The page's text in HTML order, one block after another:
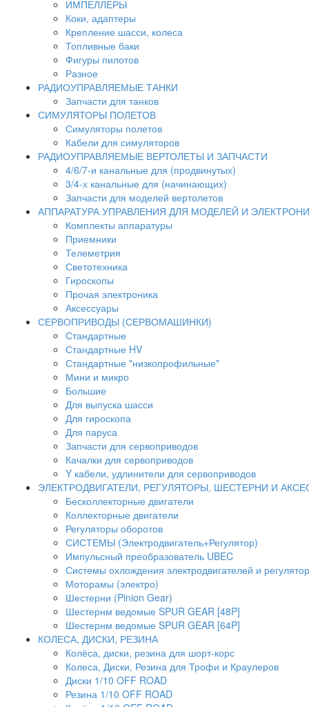
ИМПЕЛЛЕРЫ
Коки, адаптеры
Крепление шасси, колеса
Топливные баки
Фигуры пилотов
Разное
РАДИОУПРАВЛЯЕМЫЕ ТАНКИ
Запчасти для танков
СИМУЛЯТОРЫ ПОЛЕТОВ
Симуляторы полетов
Кабели для симуляторов
РАДИОУПРАВЛЯЕМЫЕ ВЕРТОЛЕТЫ И ЗАПЧАСТИ
4/6/7-и канальные для (продвинутых)
3/4-х канальные для (начинающих)
Запчасти для моделей вертолетов
АППАРАТУРА УПРАВЛЕНИЯ ДЛЯ МОДЕЛЕЙ И
Комплекты аппаратуры
Приемники
Телеметрия
Светотехника
Гироскопы
Прочая электроника
Аксессуары
СЕРВОПРИВОДЫ (СЕРВОМАШИНКИ)
Стандартные
Стандартные HV
Стандартные "низкопрофильные"
Мини и микро
Большие
Для выпуска шасси
Для гироскопа
Для паруса
Запчасти для сервоприводов
Качалки для сервоприводов
Y кабели, удлинители для сервоприводов
ЭЛЕКТРОДВИГАТЕЛИ, РЕГУЛЯТОРЫ, ШЕСТЕРНИ И
Бесколлекторные двигатели
Коллекторные двигатели
Регуляторы оборотов
СИСТЕМЫ (Электродвигатель+Регулятор)
Импульсный преобразователь UBEC
Системы охлождения электродвигателей и
Моторамы (электро)
Шестерни (Pinion Gear)
Шестернм ведомые SPUR GEAR [48P]
Шестернм ведомые SPUR GEAR [64P]
КОЛЕСА, ДИСКИ, РЕЗИНА
Колёса, диски, резина для шорт-корс
Колеса, Диски, Резина для Трофи и Краулеров
Диски 1/10 OFF ROAD
Резина 1/10 OFF ROAD